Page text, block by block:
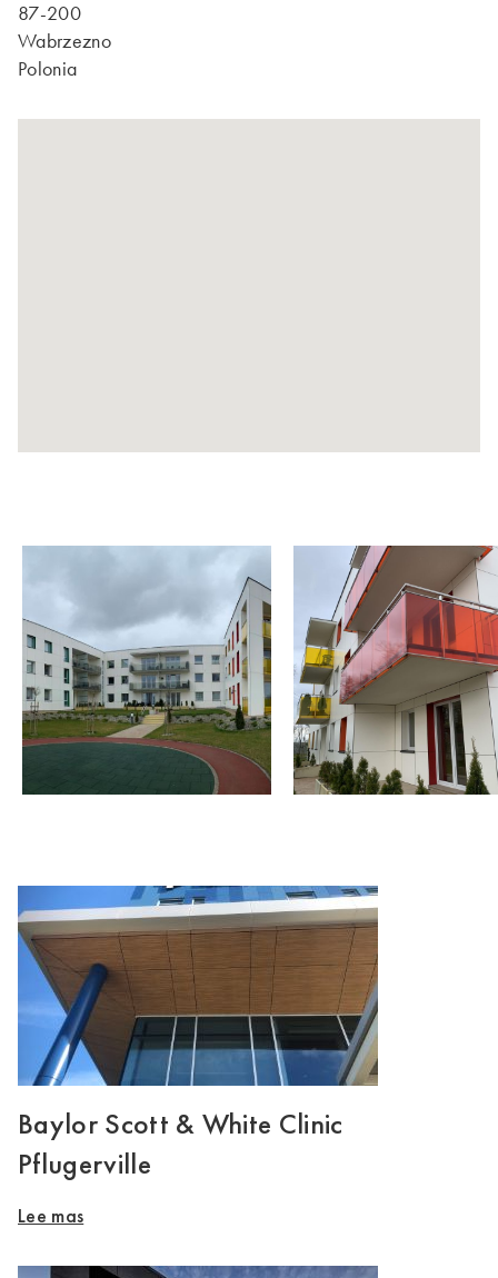
87-200
Wabrzezno
Polonia
Baylor Scott & White Clinic
Pflugerville
Lee mas